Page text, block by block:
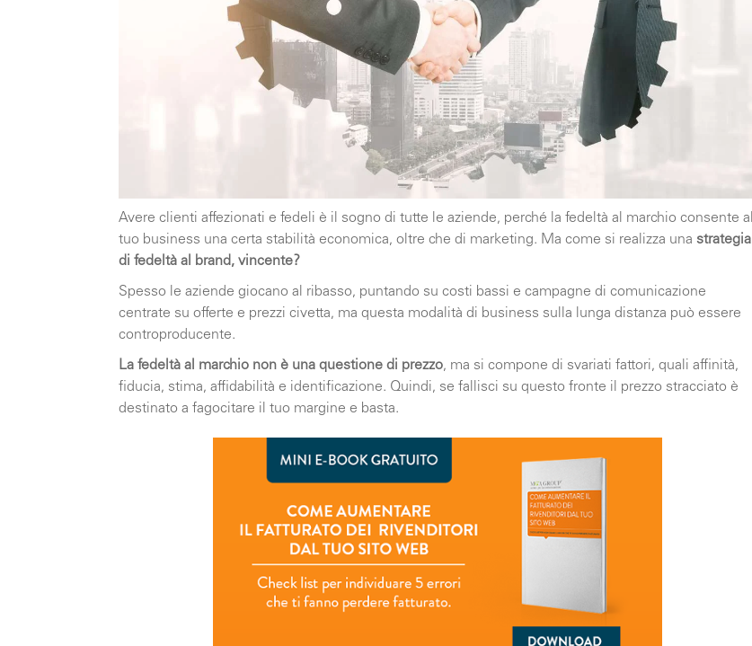
Avere clienti affezionati e fedeli è il sogno di tutte le aziende, perché la fedeltà al marchio consente al
tuo business una certa stabilità economica, oltre che di marketing. Ma come si realizza una strategia
di fedeltà al brand, vincente?
Spesso le aziende giocano al ribasso, puntando su costi bassi e campagne di comunicazione
centrate su offerte e prezzi civetta, ma questa modalità di business sulla lunga distanza può essere
controproducente.
La fedeltà al marchio non è una questione di prezzo, ma si compone di svariati fattori, quali affinità,
fiducia, stima, affidabilità e identificazione. Quindi, se fallisci su questo fronte il prezzo stracciato è
destinato a fagocitare il tuo margine e basta.